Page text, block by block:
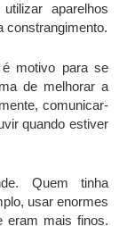
aparelhos
constrangimento.
motivo para se
de melhorar a
comunicar-
quando estiver
Quem tinha
usar enormes
eram mais finos.